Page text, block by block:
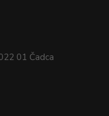
01 Čadca